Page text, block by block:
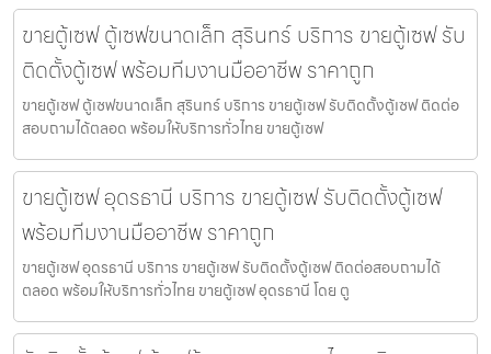
ขายตู้เซฟ ตู้เซฟขนาดเล็ก สุรินทร์ บริการ ขายตู้เซฟ รับ
ติดตั้งตู้เซฟ พร้อมทีมงานมืออาชีพ ราคาถูก
ขายตู้เซฟ ตู้เซฟขนาดเล็ก สุรินทร์ บริการ ขายตู้เซฟ รับติดตั้งตู้เซฟ ติดต่อ
สอบถามได้ตลอด พร้อมให้บริการทั่วไทย ขายตู้เซฟ
ขายตู้เซฟ อุดรธานี บริการ ขายตู้เซฟ รับติดตั้งตู้เซฟ
พร้อมทีมงานมืออาชีพ ราคาถูก
ขายตู้เซฟ อุดรธานี บริการ ขายตู้เซฟ รับติดตั้งตู้เซฟ ติดต่อสอบถามได้
ตลอด พร้อมให้บริการทั่วไทย ขายตู้เซฟ อุดรธานี โดย ตู